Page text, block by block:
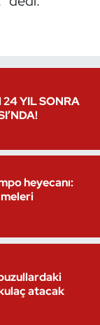
24 YIL SONRA
heyecanı:
atacak